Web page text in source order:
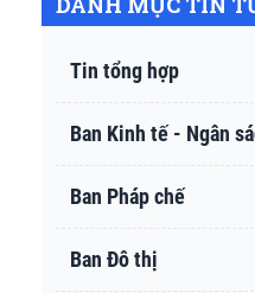
Tin tổng hợp
Ban Kinh tế - Ngân
Ban Pháp chế
Ban Đô thị